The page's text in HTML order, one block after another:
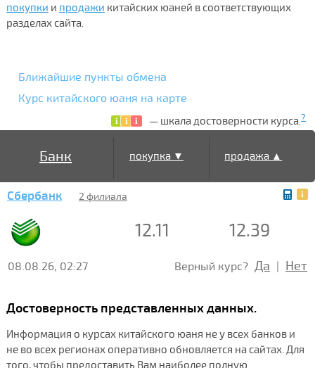
покупки и продажи китайских юаней в соответствующих
разделах сайта.
Ближайшие пункты обмена
Курс китайского юаня на карте
— шкала достоверности курса.?
Банк покупка ▼ продажа ▲
Сбербанк 2 филиала
12.11 12.39
08.08.26, 02:27 Верный курс? Да | Нет
Достоверность представленных данных.
Информация о курсах китайского юаня не у всех банков и
не во всех регионах оперативно обновляется на сайтах. Для
того, чтобы предоставить Вам наиболее полную